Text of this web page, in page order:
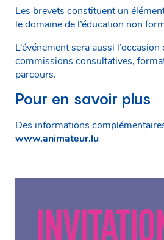
Les brevets constituent un
le domaine de l’éducation non
L’événement sera aussi
commissions consultatives,
parcours.
Pour en savoir plus
Des informations
www.animateur.lu